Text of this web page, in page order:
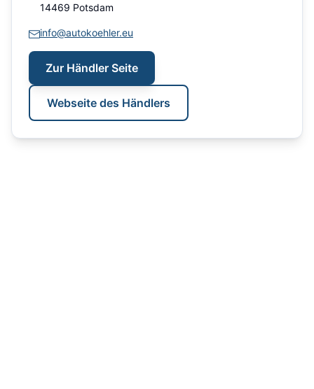
14469 Potsdam
info@autokoehler.eu
Zur Händler Seite
Webseite des Händlers